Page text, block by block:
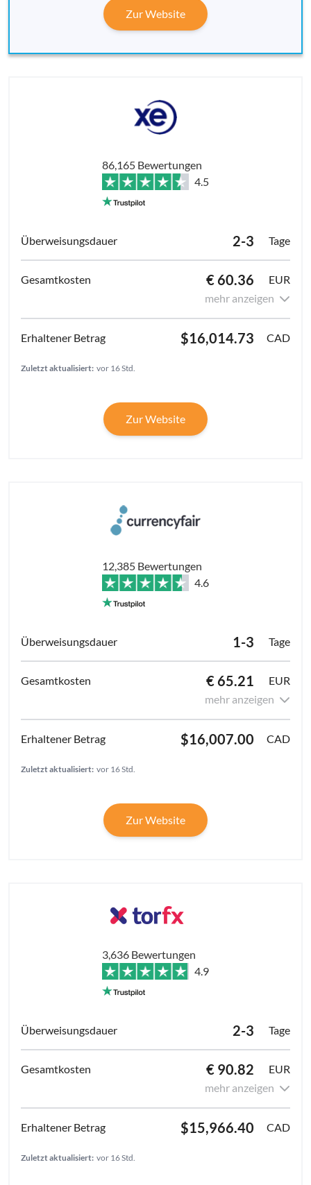
Zur Website
86,165 Bewertungen
4.5
2-3 Tage
€ 60.36
EUR
mehr anzeigen
$16,014.73 CAD
Zuletzt aktualisiert: vor 16 Std.
Zur Website
12,385 Bewertungen
4.6
1-3 Tage
€ 65.21
EUR
mehr anzeigen
$16,007.00 CAD
Zuletzt aktualisiert: vor 16 Std.
Zur Website
3,636 Bewertungen
4.9
2-3 Tage
€ 90.82
EUR
mehr anzeigen
$15,966.40 CAD
Zuletzt aktualisiert: vor 16 Std.